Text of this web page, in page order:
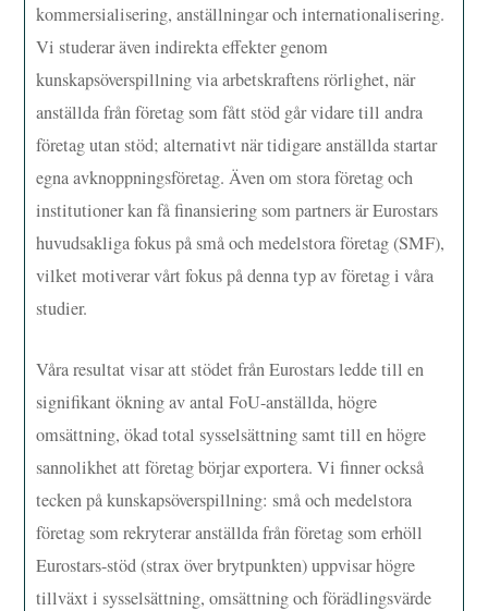
kommersialisering, anställningar och internationalisering.
Vi studerar även indirekta effekter genom
kunskapsöverspillning via arbetskraftens rörlighet, när
anställda från företag som fått stöd går vidare till andra
företag utan stöd; alternativt när tidigare anställda startar
egna avknoppningsföretag. Även om stora företag och
institutioner kan få finansiering som partners är Eurostars
huvudsakliga fokus på små och medelstora företag (SMF),
vilket motiverar vårt fokus på denna typ av företag i våra
studier.
Våra resultat visar att stödet från Eurostars ledde till en
signifikant ökning av antal FoU-anställda, högre
omsättning, ökad total sysselsättning samt till en högre
sannolikhet att företag börjar exportera. Vi finner också
tecken på kunskapsöverspillning: små och medelstora
företag som rekryterar anställda från företag som erhöll
Eurostars-stöd (strax över brytpunkten) uppvisar högre
tillväxt i sysselsättning, omsättning och förädlingsvärde